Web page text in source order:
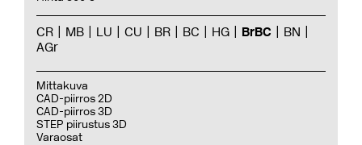
CR MB LU CU BR BC HG BrBC
BN
AGr
Mittakuva
CAD-piirros 2D
CAD-piirros 3D
STEP piirustus 3D
Varaosat